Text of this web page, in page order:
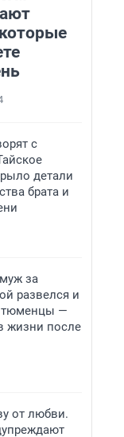
с
детали
брата и
за
развелся и
тюменцы —
жизни после
от любви.